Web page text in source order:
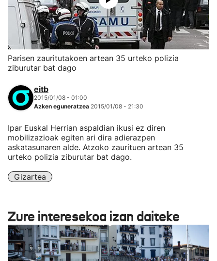
Parisen zauritutakoen artean 35 urteko polizia
ziburutar bat dago
eitb
2015/01/08 - 01:00
Azken eguneratzea 2015/01/08 - 21:30
Ipar Euskal Herrian aspaldian ikusi ez diren
mobilizazioak egiten ari dira adierazpen
askatasunaren alde. Atzoko zaurituen artean 35
urteko polizia ziburutar bat dago.
Gizartea
Zure interesekoa izan daiteke